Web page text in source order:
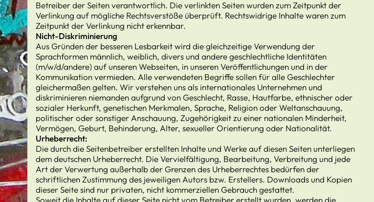
Betreiber der Seiten verantwortlich. Die verlinkten Seiten wurden zum Zeitpunkt der
Verlinkung auf mögliche Rechtsverstöße überprüft. Rechtswidrige Inhalte waren zum
Zeitpunkt der Verlinkung nicht erkennbar.
Nicht-Diskriminierung
Aus Gründen der besseren Lesbarkeit wird die gleichzeitige Verwendung der
Sprachformen männlich, weiblich, divers und andere geschlechtliche Identitäten
(m/w/d/andere) auf unseren Webseiten, in unseren Veröffentlichungen und in der
Kommunikation vermieden. Alle verwendeten Begriffe sollen für alle Geschlechter
gleichermaßen gelten. Wir verstehen uns als internationales Unternehmen und
diskriminieren niemanden aufgrund von Geschlecht, Rasse, Hautfarbe, ethnischer oder
sozialer Herkunft, genetischen Merkmalen, Sprache, Religion oder Weltanschauung,
politischer oder sonstiger Anschauung, Zugehörigkeit zu einer nationalen Minderheit,
Vermögen, Geburt, Behinderung, Alter, sexueller Orientierung oder Nationalität.
Urheberrecht:
Die durch die Seitenbetreiber erstellten Inhalte und Werke auf diesen Seiten unterliegen
dem deutschen Urheberrecht. Die Vervielfältigung, Bearbeitung, Verbreitung und jede
Art der Verwertung außerhalb der Grenzen des Urheberrechtes bedürfen der
schriftlichen Zustimmung des jeweiligen Autors bzw. Erstellers. Downloads und Kopien
dieser Seite sind nur privaten, nicht kommerziellen Gebrauch gestattet.
Soweit die Inhalte auf dieser Seite nicht vom Betreiber erstellt wurden, werden die